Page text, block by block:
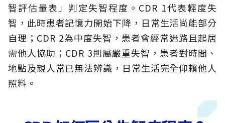
智評估量表」判定失智程度。CDR 1代表輕度失
智，此時患者記憶力開始下降，日常生活尚能部分
自理；CDR 2為中度失智，患者會經常迷路且起居
需他人協助；CDR 3則屬嚴重失智，患者對時間、
地點及親人常已無法辨識，日常生活完全仰賴他人
照料。